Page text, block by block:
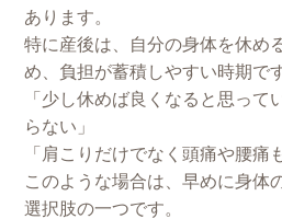
あります。
特に産後は、自分の身体を休め
め、負担が蓄積しやすい時期で
「少し休めば良くなると思って
らない」
「肩こりだけでなく頭痛や腰痛
このような場合は、早めに身体
選択肢の一つです。